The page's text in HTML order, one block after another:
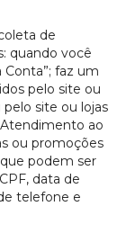
de
quando você
faz um
pelo site ou
site ou lojas
ao
ou promoções
podem ser
data de
telefone e